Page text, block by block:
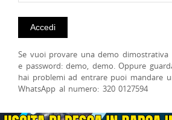
Se vuoi provare una demo dimostrativa
e password: demo, demo. Oppure
hai problemi ad entrare puoi mandare
WhatsApp al numero: 320 0127594